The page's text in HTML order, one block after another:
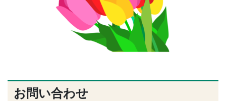
お問い合わせ